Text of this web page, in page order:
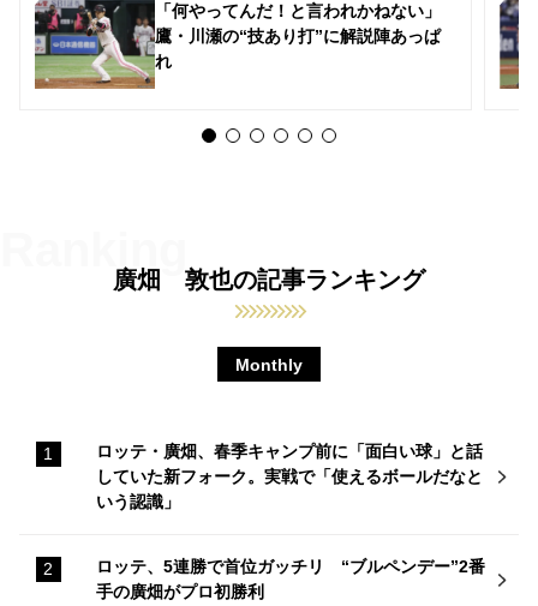
「何やってんだ！と言われかねない」
鷹・川瀬の“技あり打”に解説陣あっぱ
れ
廣畑 敦也の記事ランキング
Monthly
ロッテ・廣畑、春季キャンプ前に「面白い球」と話
していた新フォーク。実戦で「使えるボールだなと
いう認識」
ロッテ、5連勝で首位ガッチリ “ブルペンデー”2番
手の廣畑がプロ初勝利